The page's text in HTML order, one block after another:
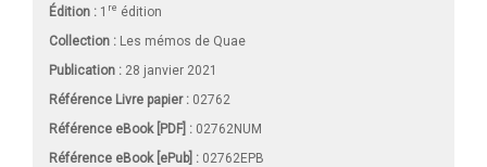
Édition : 1 re édition
Collection : Les mémos de Quae
Publication : 28 janvier 2021
Référence Livre papier : 02762
Référence eBook [PDF] : 02762NUM
Référence eBook [ePub] : 02762EPB